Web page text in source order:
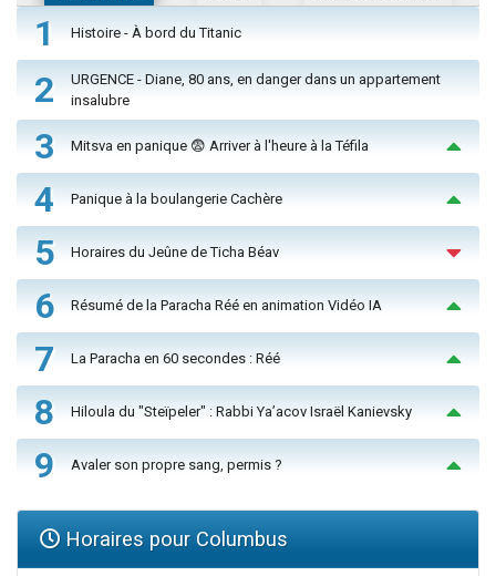
1 Histoire - À bord du Titanic
2
URGENCE - Diane, 80 ans, en danger dans un appartement
insalubre
3 Mitsva en panique 😨 Arriver à l'heure à la Téfila
4 Panique à la boulangerie Cachère
5 Horaires du Jeûne de Ticha Béav
6 Résumé de la Paracha Réé en animation Vidéo IA
7 La Paracha en 60 secondes : Réé
8 Hiloula du "Steïpeler" : Rabbi Ya’acov Israël Kanievsky
9 Avaler son propre sang, permis ?
Horaires pour Columbus